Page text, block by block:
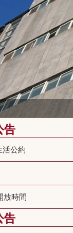
告
活公約
放時間
告